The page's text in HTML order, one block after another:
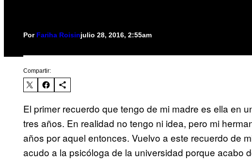
Por Fariha Roisinjulio 28, 2016, 2:55am
Compartir:
El primer recuerdo que tengo de mi madre es ella en
tres años. En realidad no tengo ni idea, pero mi
años por aquel entonces. Vuelvo a este recuerdo de
acudo a la psicóloga de la universidad porque acabo